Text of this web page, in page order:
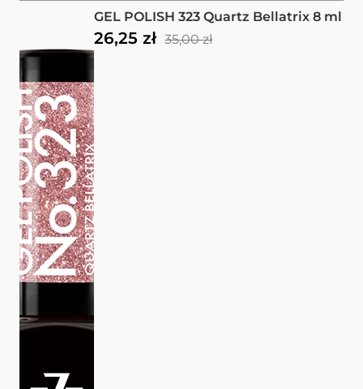
GEL POLISH 323 Quartz Bellatrix 8 ml
26,25 zł 35,00 zł